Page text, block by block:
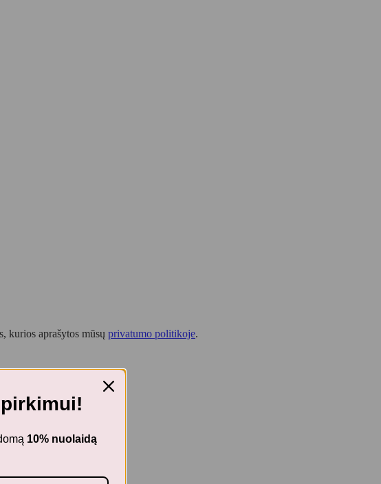
kurios aprašytos mūsų privatumo politikoje.
10% nuolaidą